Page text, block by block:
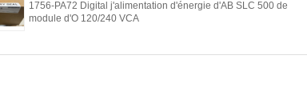
1756-PA72 Digital j'alimentation d'énergie d'AB SLC 500 de
module d'O 120/240 VCA